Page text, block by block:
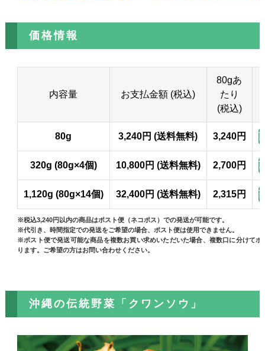
価格情報
内容量 お支払金額 (税込)
80gあ
たり
(税込)
80g 3,240円 (送料無料) 3,240円
320g (80g×4個) 10,800円 (送料無料) 2,700円
1,120g (80g×14個) 32,400円 (送料無料) 2,315円
※税込3,240円以内の商品はポスト便（ネコポス）での発送が可能です。
※代引き、時間指定での発送をご希望の場合、ポスト便は使用できません。
※ポスト便で発送可能な商品を複数お買い求めいただいた場合、複数口に分けてポ
ります。ご希望の方はお問い合わせください。
沖縄の伝統野菜「クワンソウ」